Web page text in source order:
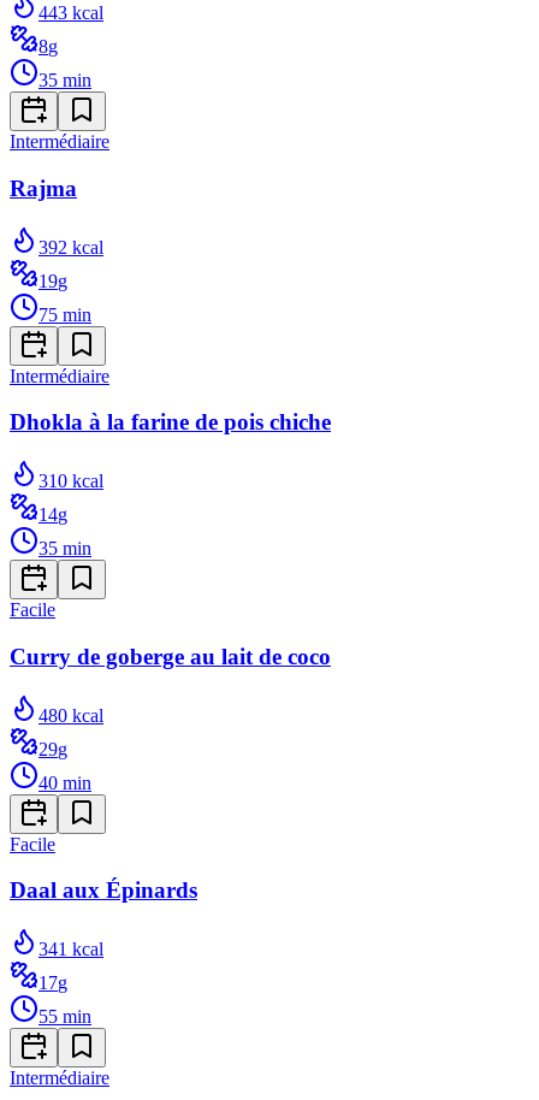
443 kcal
8g
35 min
Intermédiaire
Rajma
392 kcal
19g
75 min
Intermédiaire
Dhokla à la farine de pois chiche
310 kcal
14g
35 min
Facile
Curry de goberge au lait de coco
480 kcal
29g
40 min
Facile
Daal aux Épinards
341 kcal
17g
55 min
Intermédiaire